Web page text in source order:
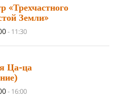
СТРОФ(4)
СХЕМЫ ЛАМРИМА(3)
(3)
(2)
«Трехчастного
Земли»
- 11:30
Ца-ца
- 16:00